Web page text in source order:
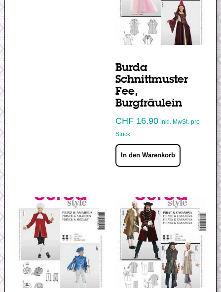
Burda
Schnittmuster
Fee,
Burgfräulein
CHF16.90 inkl. MwSt. pro
Stück
In den Warenkorb